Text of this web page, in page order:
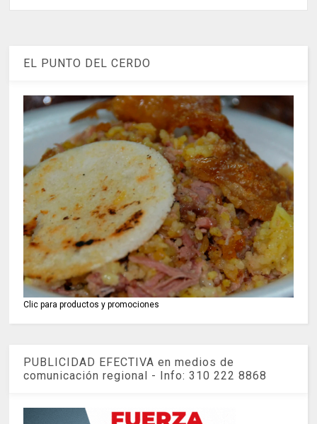
EL PUNTO DEL CERDO
Clic para productos y promociones
PUBLICIDAD EFECTIVA en medios de
comunicación regional - Info: 310 222 8868